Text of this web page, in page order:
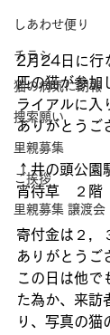
しあわせ便り
チラシ
猫の病気に朗報
捜索願い
里親募集
ご挨拶
里親募集 譲渡会
2月24日に行
匹の猫が参加
ライアルに入
ありがとうご
↑井の頭公園
宵待草　２階
寄付金は２，
ありがとうご
この日は他で
た為か、来訪
り、写真の猫